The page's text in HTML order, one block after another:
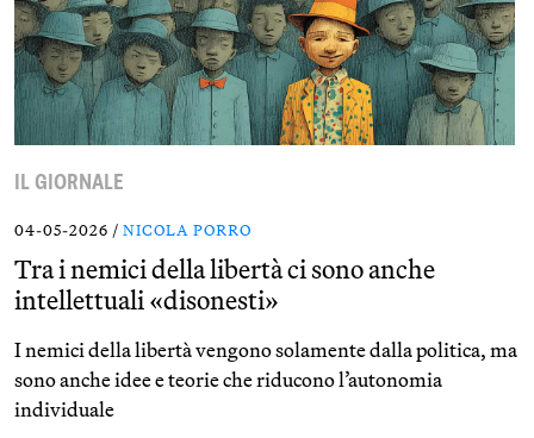
IL GIORNALE
04-05-2026 / NICOLA PORRO
Tra i nemici della libertà ci sono anche
intellettuali «disonesti»
I nemici della libertà vengono solamente dalla politica, ma
sono anche idee e teorie che riducono l’autonomia
individuale